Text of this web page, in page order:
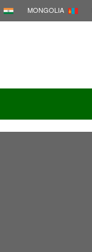
MONGOLIA